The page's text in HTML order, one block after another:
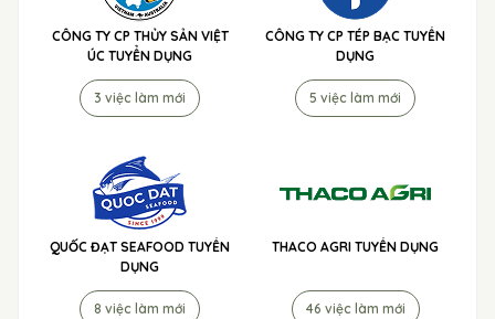
CÔNG TY CP THỦY SẢN VIỆT
ÚC TUYỂN DỤNG
3 việc làm mới
CÔNG TY CP TÉP BẠC TUYỂN
DỤNG
5 việc làm mới
QUỐC ĐẠT SEAFOOD TUYỂN
DỤNG
8 việc làm mới
THACO AGRI TUYỂN DỤNG
46 việc làm mới